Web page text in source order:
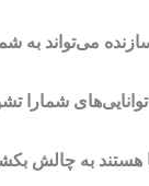
سازنده می‌تواند به
به چالش